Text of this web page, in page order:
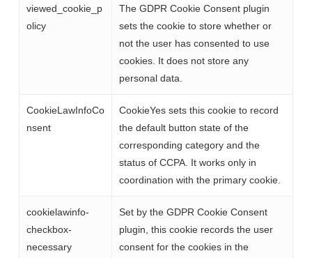
viewed_cookie_p
olicy
The GDPR Cookie Consent plugin
sets the cookie to store whether or
not the user has consented to use
cookies. It does not store any
personal data.
CookieLawInfoCo
nsent
CookieYes sets this cookie to record
the default button state of the
corresponding category and the
status of CCPA. It works only in
coordination with the primary cookie.
cookielawinfo-
checkbox-
necessary
Set by the GDPR Cookie Consent
plugin, this cookie records the user
consent for the cookies in the